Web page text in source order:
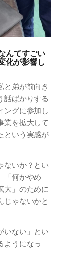
んてすごい
化が影響し
と弟が前向き
話ばかりする
ングに参加し
業を拡大して
という実感が
ないか？とい
「何かやめ
大」のために
じゃないかと
いない」とい
ようになっ